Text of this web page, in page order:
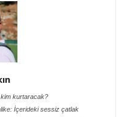
kurtaracak?
İçerideki sessiz çatlak